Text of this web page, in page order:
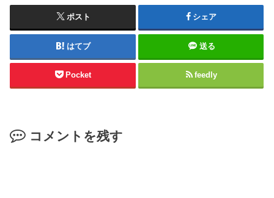
ポスト シェア
はてブ 送る
Pocket feedly
コメントを残す